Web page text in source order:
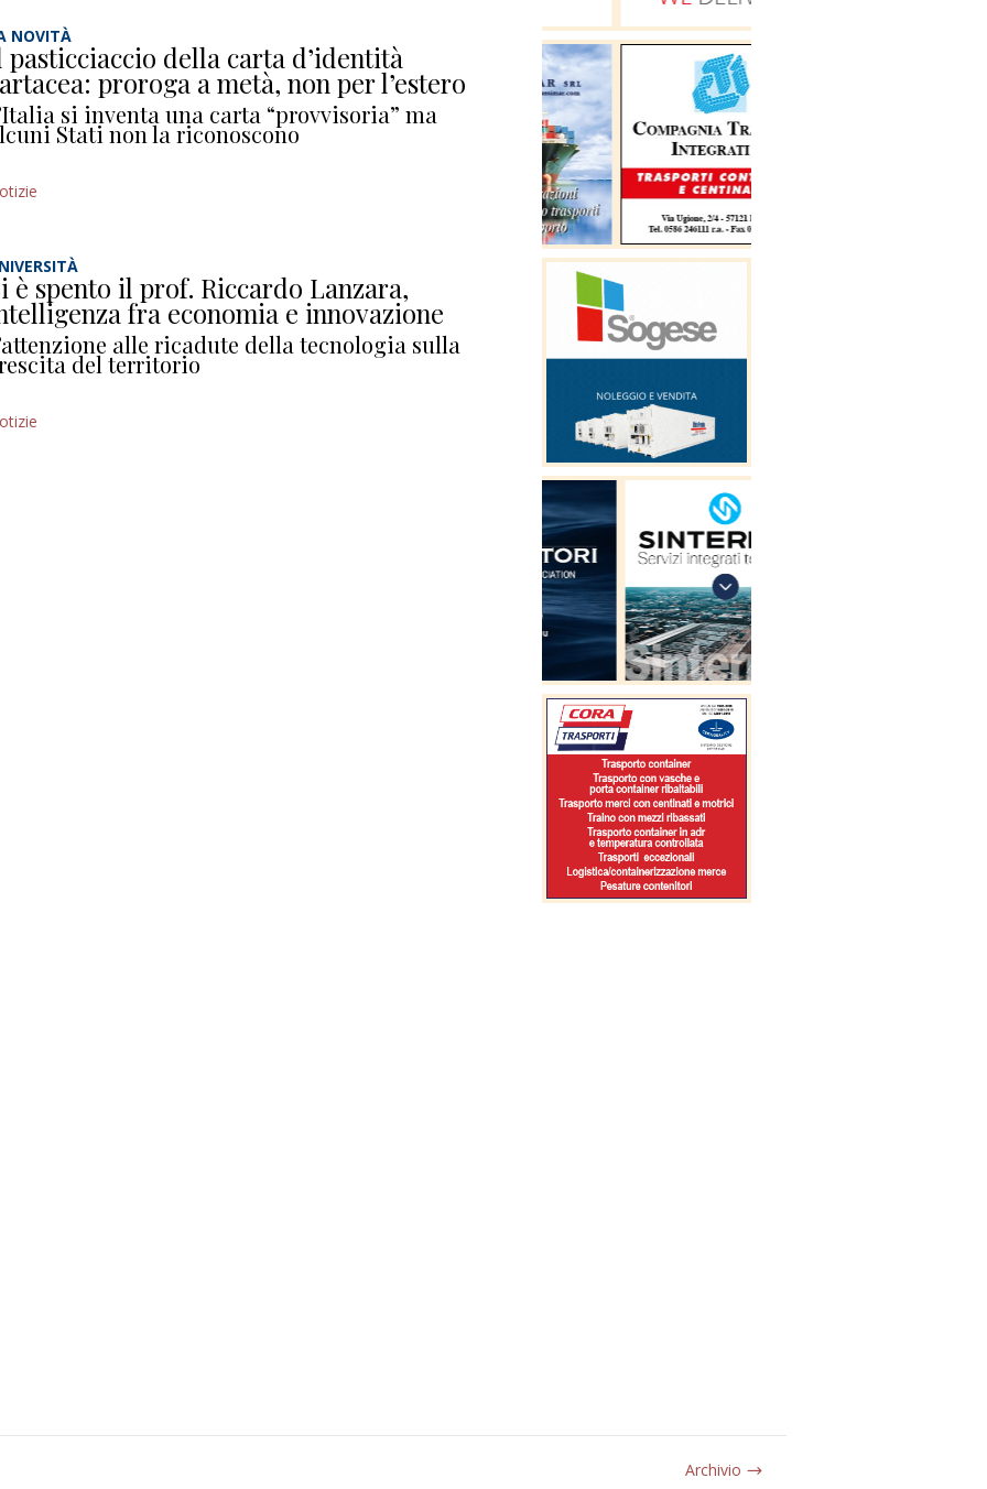
NOVITÀ
pasticciaccio della carta d’identità
proroga a metà, non per l’estero
si inventa una carta “provvisoria” ma
Stati non la riconoscono
è spento il prof. Riccardo Lanzara,
fra economia e innovazione
alle ricadute della tecnologia sulla
del territorio
Archivio